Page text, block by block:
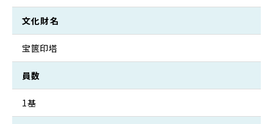
文化財名
宝篋印塔
員数
1基